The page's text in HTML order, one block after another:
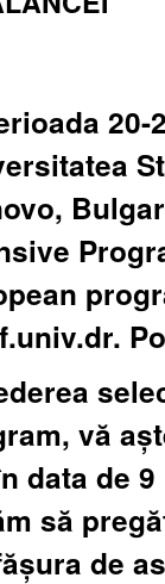
20-
vă
data de 9
să
de